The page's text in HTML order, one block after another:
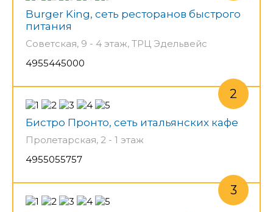
Burger King, сеть ресторанов быстрого
питания
Советская, 9 - 4 этаж, ТРЦ Эдельвейс
4955445000
Бистро Пронто, сеть итальянских кафе
Пролетарская, 2 - 1 этаж
4955055757